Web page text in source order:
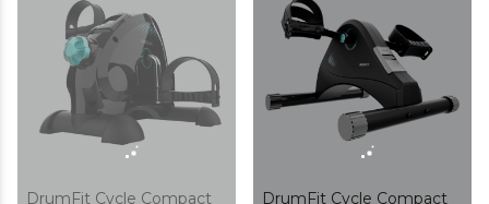
DrumFit Cycle Compact
DrumFit Cycle Compact